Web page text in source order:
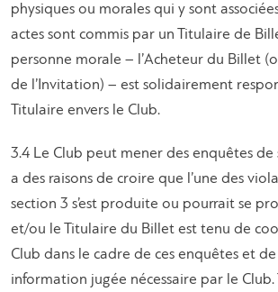
physiques ou morales qui y sont
actes sont commis par un Titulaire de
personne morale – l’Acheteur du Billet
de l’Invitation) – est solidairement
Titulaire envers le Club.
3.4 Le Club peut mener des enquêtes de
a des raisons de croire que l’une des
section 3 s’est produite ou pourrait se
et/ou le Titulaire du Billet est tenu de
Club dans le cadre de ces enquêtes et
information jugée nécessaire par le Club.